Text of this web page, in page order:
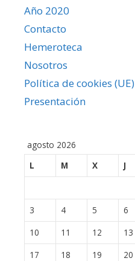
Año 2020
Contacto
Hemeroteca
Nosotros
Política de cookies (UE)
Presentación
agosto 2026
L
M X J
3
4 5 6
10
11 12 13
17
18 19 20